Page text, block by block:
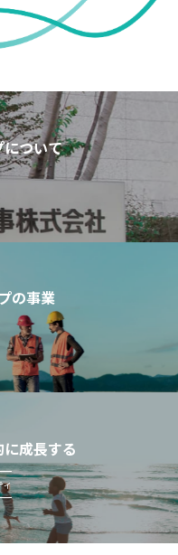
ついて
の事業
成長する
ィ